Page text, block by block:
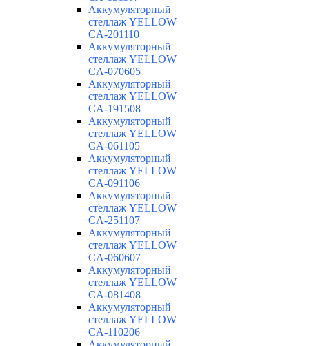
Аккумуляторный
стеллаж YELLOW
CA-201110
Аккумуляторный
стеллаж YELLOW
CA-070605
Аккумуляторный
стеллаж YELLOW
CA-191508
Аккумуляторный
стеллаж YELLOW
CA-061105
Аккумуляторный
стеллаж YELLOW
CA-091106
Аккумуляторный
стеллаж YELLOW
CA-251107
Аккумуляторный
стеллаж YELLOW
CA-060607
Аккумуляторный
стеллаж YELLOW
CA-081408
Аккумуляторный
стеллаж YELLOW
CA-110206